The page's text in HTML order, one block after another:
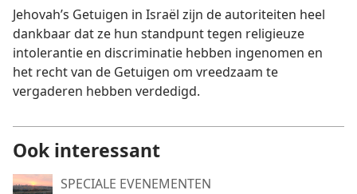
Jehovah’s Getuigen in Israël zijn de autoriteiten heel
dankbaar dat ze hun standpunt tegen religieuze
intolerantie en discriminatie hebben ingenomen en
het recht van de Getuigen om vreedzaam te
vergaderen hebben verdedigd.
Ook interessant
SPECIALE EVENEMENTEN